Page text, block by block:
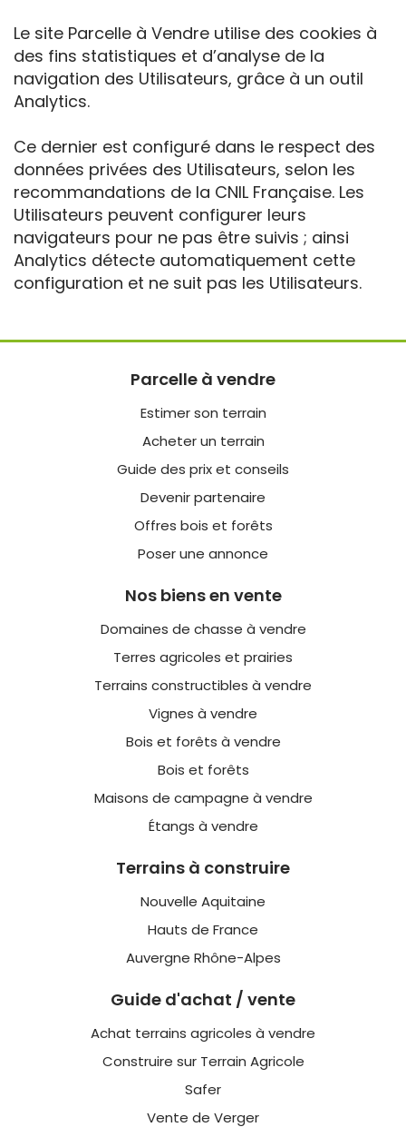
Le site Parcelle à Vendre utilise des cookies à
des fins statistiques et d’analyse de la
navigation des Utilisateurs, grâce à un outil
Analytics.
Ce dernier est configuré dans le respect des
données privées des Utilisateurs, selon les
recommandations de la CNIL Française. Les
Utilisateurs peuvent configurer leurs
navigateurs pour ne pas être suivis ; ainsi
Analytics détecte automatiquement cette
configuration et ne suit pas les Utilisateurs.
Parcelle à vendre
Estimer son terrain
Acheter un terrain
Guide des prix et conseils
Devenir partenaire
Offres bois et forêts
Poser une annonce
Nos biens en vente
Domaines de chasse à vendre
Terres agricoles et prairies
Terrains constructibles à vendre
Vignes à vendre
Bois et forêts à vendre
Bois et forêts
Maisons de campagne à vendre
Étangs à vendre
Terrains à construire
Nouvelle Aquitaine
Hauts de France
Auvergne Rhône-Alpes
Guide d'achat / vente
Achat terrains agricoles à vendre
Construire sur Terrain Agricole
Safer
Vente de Verger